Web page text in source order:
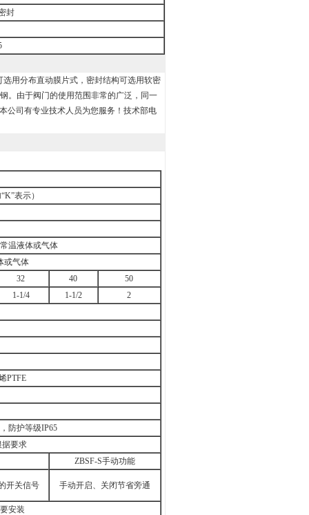
封
用分布直动膜片式，密封结构可选用软密
。由于阀门的使用范围非常的广泛，同一
公司有专业技术人员为您服务！技术部电
表示）
温液体或气体
或气体
32
40
50
1-1/4
1-1/2 2
PTFE
防护等级IP65
据要求
ZBSF-S手动功能
开关信号 手动开启、关闭节省旁通
安装